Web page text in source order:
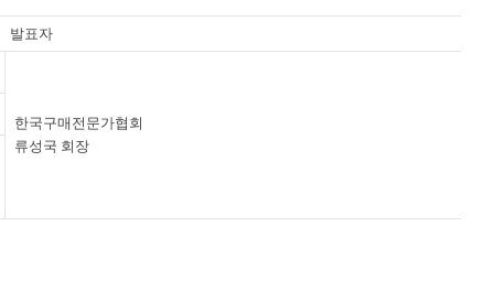
발표자
한국구매전문가협회
류성국 회장